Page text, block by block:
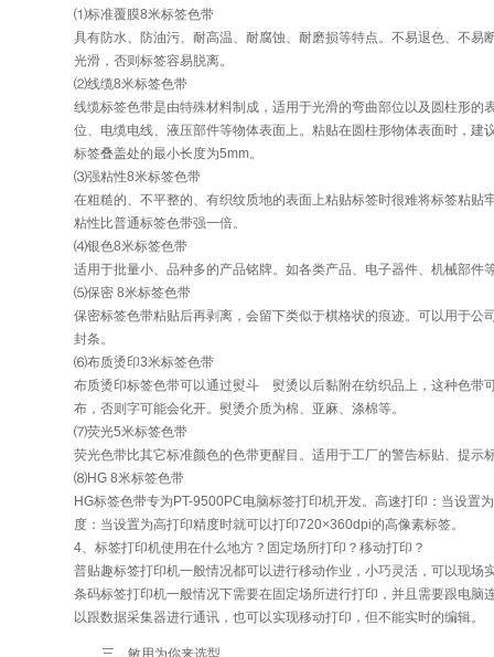
⑴标准覆膜8米标签色带
具有防水、防油污、耐高温、耐腐蚀、耐磨损等特点。不易退色、不易
光滑，否则标签容易脱离。
⑵线缆8米标签色带
线缆标签色带是由特殊材料制成，适用于光滑的弯曲部位以及圆柱形的
位、电缆电线、液压部件等物体表面上。粘贴在圆柱形物体表面时，建
标签叠盖处的最小长度为5mm。
⑶强粘性8米标签色带
在粗糙的、不平整的、有织纹质地的表面上粘贴标签时很难将标签粘贴
粘性比普通标签色带强一倍。
⑷银色8米标签色带
适用于批量小、品种多的产品铭牌。如各类产品、电子器件、机械部件
⑸保密 8米标签色带
保密标签色带粘贴后再剥离，会留下类似于棋格状的痕迹。可以用于公
封条。
⑹布质烫印3米标签色带
布质烫印标签色带可以通过熨斗 熨烫以后黏附在纺织品上，这种色带
布，否则字可能会化开。熨烫介质为棉、亚麻、涤棉等。
⑺荧光5米标签色带
荧光色带比其它标准颜色的色带更醒目。适用于工厂的警告标贴、提示
⑻HG 8米标签色带
HG标签色带专为PT-9500PC电脑标签打印机开发。高速打印：当设置
度：当设置为高打印精度时就可以打印720×360dpi的高像素标签。
4、标签打印机使用在什么地方？固定场所打印？移动打印？
普贴趣标签打印机一般情况都可以进行移动作业，小巧灵活，可以现场
条码标签打印机一般情况下需要在固定场所进行打印，并且需要跟电脑
以跟数据采集器进行通讯，也可以实现移动打印，但不能实时的编辑。
三、敏用为你来选型